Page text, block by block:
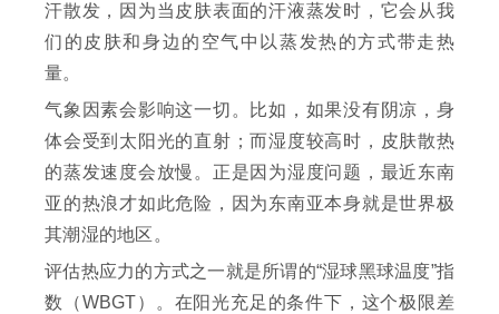
汗散发，因为当皮肤表面的汗液蒸发时，它会从我
们的皮肤和身边的空气中以蒸发热的方式带走热
量。
气象因素会影响这一切。比如，如果没有阴凉，身
体会受到太阳光的直射；而湿度较高时，皮肤散热
的蒸发速度会放慢。正是因为湿度问题，最近东南
亚的热浪才如此危险，因为东南亚本身就是世界极
其潮湿的地区。
评估热应力的方式之一就是所谓的“湿球黑球温度”指
数（WBGT）。在阳光充足的条件下，这个极限差